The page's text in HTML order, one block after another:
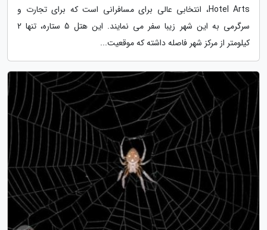
Hotel Arts، انتخابی عالی برای مسافرانی است که برای تجارت و
سرگرمی به این شهر زیبا سفر می نمایند. این هتل 5 ستاره، تنها 2
کیلومتر از مرکز شهر فاصله داشته که موقعیت...